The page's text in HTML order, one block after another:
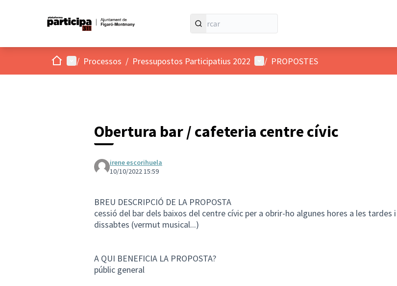
Inici Menú principal
/ Processos / Pressupostos Participatius 2022 Menú d'usuari
/ PROPOSTES
Obertura bar / cafeteria centre cívic
irene escorihuela
10/10/2022 15:59
BREU DESCRIPCIÓ DE LA PROPOSTA
cessió del bar dels baixos del centre cívic per a obrir-ho algunes hores a les tardes i
dissabtes (vermut musical...)
A QUI BENEFICIA LA PROPOSTA?
públic general